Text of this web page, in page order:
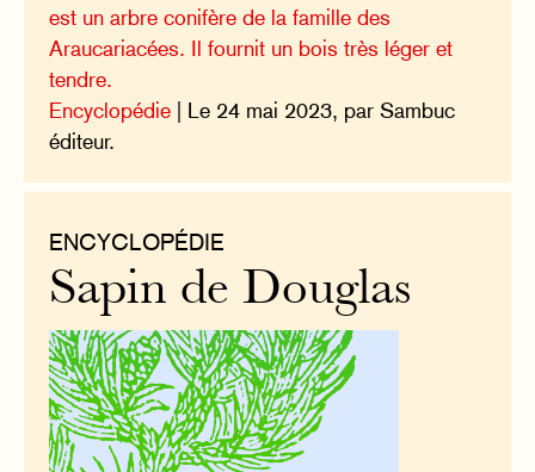
est un arbre conifère de la famille des
Araucariacées. Il fournit un bois très léger et
tendre.
Encyclopédie | Le 24 mai 2023, par Sambuc
éditeur.
ENCYCLOPÉDIE
Sapin de Douglas